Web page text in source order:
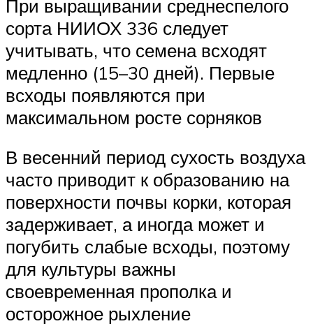
При выращивании среднеспелого
сорта НИИОХ 336 следует
учитывать, что семена всходят
медленно (15–30 дней). Первые
всходы появляются при
максимальном росте сорняков
В весенний период сухость воздуха
часто приводит к образованию на
поверхности почвы корки, которая
задерживает, а иногда может и
погубить слабые всходы, поэтому
для культуры важны
своевременная прополка и
осторожное рыхление